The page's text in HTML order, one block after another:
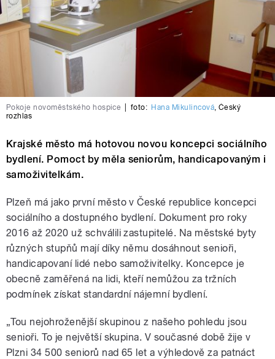
Pokoje novoměstského hospice foto: Hana Mikulincová, Český
rozhlas
Krajské město má hotovou novou koncepci sociálního
bydlení. Pomoct by měla seniorům, handicapovaným i
samoživitelkám.
Plzeň má jako první město v České republice koncepci
sociálního a dostupného bydlení. Dokument pro roky
2016 až 2020 už schválili zastupitelé. Na městské byty
různých stupňů mají díky němu dosáhnout senioři,
handicapovaní lidé nebo samoživitelky. Koncepce je
obecně zaměřená na lidi, kteří nemůžou za tržních
podmínek získat standardní nájemní bydlení.
„Tou nejohroženější skupinou z našeho pohledu jsou
senioři. To je největší skupina. V současné době žije v
Plzni 34 500 seniorů nad 65 let a výhledově za patnáct